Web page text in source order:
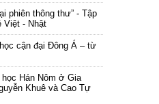
phiên thông thư” - Tập
Việt - Nhật
cận đại Đông Á – từ
học Hán Nôm ở Gia
Khuê và Cao Tự